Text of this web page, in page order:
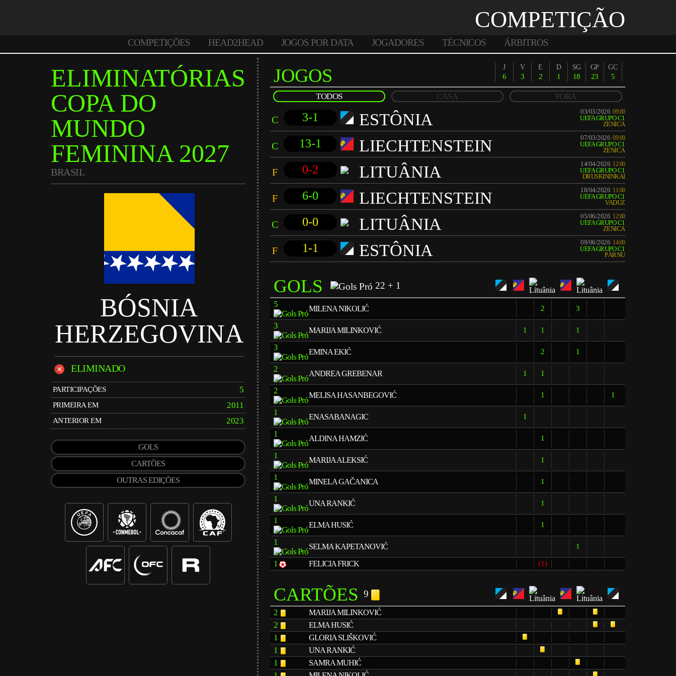
COMPETIÇÃO
COMPETIÇÕES HEAD2HEAD JOGOS POR DATA JOGADORES TÉCNICOS ÁRBITROS
ELIMINATÓRIAS
COPA DO
MUNDO
FEMININA 2027
BRASIL
BÓSNIA
HERZEGOVINA
ELIMINADO
PARTICIPAÇÕES 5
PRIMEIRA EM 2011
ANTERIOR EM 2023
GOLS
CARTÕES
OUTRAS EDIÇÕES
JOGOS J
6
V
3
E
2
D
1
SG
18
GP
23
GC
5
TODOS CASA FORA
C 3-1 ESTÔNIA 03/03/202609:00
UEFA GRUPO C1
ZENICA
C 13-1 LIECHTENSTEIN 07/03/202609:00
UEFA GRUPO C1
ZENICA
F 0-2 LITUÂNIA 14/04/2026 12:00
UEFA GRUPO C1
DRUSKININKAI
F 6-0 LIECHTENSTEIN 18/04/2026 11:00
UEFA GRUPO C1
VADUZ
C 0-0 LITUÂNIA 05/06/2026 12:00
UEFA GRUPO C1
ZENICA
F 1-1 ESTÔNIA 09/06/2026 14:00
UEFA GRUPO C1
PÄRNU
GOLS 22 + 1
5 MILENA NIKOLIĆ 2 3
3 MARIJA MILINKOVIĆ 1 1 1
3 EMINA EKIĆ 2 1
2 ANDREA GREBENAR 1 1
2 MELISA HASANBEGOVIĆ 1 1
1 ENASABANAGIC 1
1 ALDINA HAMZIĆ 1
1 MARIJA ALEKSIĆ 1
1 MINELA GAČANICA 1
1 UNA RANKIĆ 1
1 ELMA HUSIĆ 1
1 SELMA KAPETANOVIĆ 1
1 FELICIA FRICK (1)
CARTÕES 9
2 MARIJA MILINKOVIĆ
2 ELMA HUSIĆ
1 GLORIA SLIŠKOVIĆ
1 UNA RANKIĆ
1 SAMRA MUHIĆ